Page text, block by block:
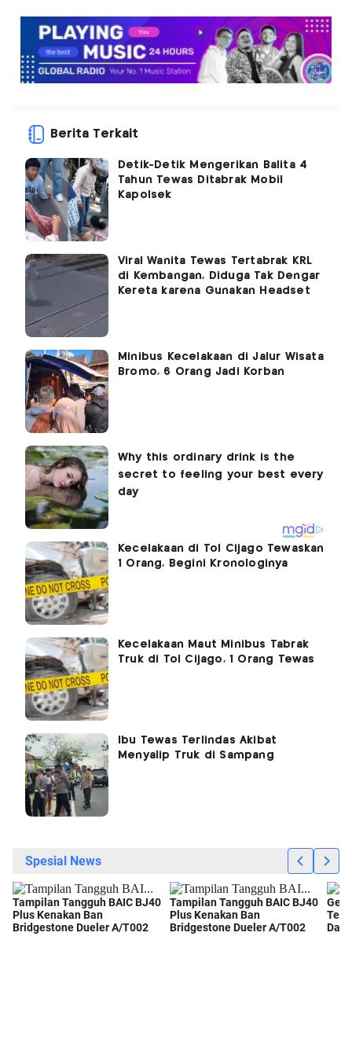
Berita Terkait
Detik-Detik Mengerikan Balita 4
Tahun Tewas Ditabrak Mobil
Kapolsek
Viral Wanita Tewas Tertabrak KRL
di Kembangan, Diduga Tak Dengar
Kereta karena Gunakan Headset
Minibus Kecelakaan di Jalur Wisata
Bromo, 6 Orang Jadi Korban
Kecelakaan di Tol Cijago Tewaskan
1 Orang, Begini Kronologinya
Kecelakaan Maut Minibus Tabrak
Truk di Tol Cijago, 1 Orang Tewas
Ibu Tewas Terlindas Akibat
Menyalip Truk di Sampang